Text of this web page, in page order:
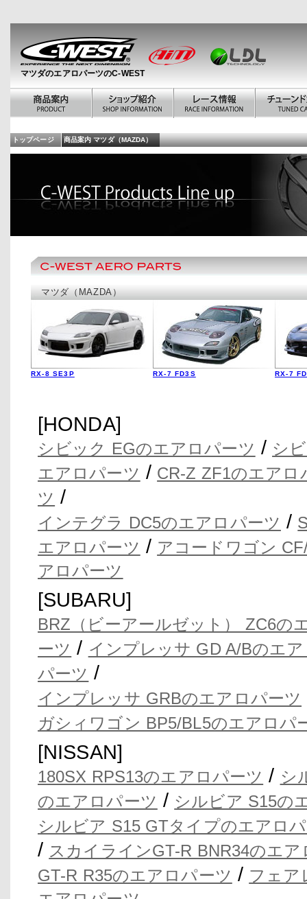
マツダのエアロパーツのC-WEST
トップページ 商品案内 マツダ（MAZDA）
マツダ（MAZDA）
RX-8 SE3P RX-7 FD3S RX-7
[HONDA]
シビック EGのエアロパーツ / シ
エアロパーツ / CR-Z ZF1のエアロ
ツ /
インテグラ DC5のエアロパーツ /
エアロパーツ / アコードワゴン
アロパーツ
[SUBARU]
BRZ（ビーアールゼット） ZC6の
ーツ / インプレッサ GD A/Bのエ
パーツ /
インプレッサ GRBのエアロパーツ
ガシィワゴン BP5/BL5のエアロパ
[NISSAN]
180SX RPS13のエアロパーツ / シ
のエアロパーツ / シルビア S15の
シルビア S15 GTタイプのエアロ
/ スカイラインGT-R BNR34のエア
GT-R R35のエアロパーツ / フェア